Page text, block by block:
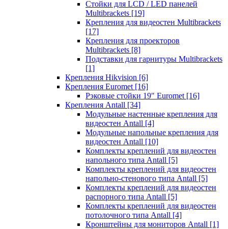
Стойки для LCD / LED панелей
Multibrackets [19]
Крепления для видеостен Multibrackets
[17]
Крепления для проекторов
Multibrackets [8]
Подставки для гарнитуры Multibrackets
[1]
Крепления Hikvision [6]
Крепления Euromet [16]
Рэковые стойки 19" Euromet [16]
Крепления Antall [34]
Модульные настенные крепления для
видеостен Antall [4]
Модульные напольные крепления для
видеостен Antall [10]
Комплекты креплений для видеостен
напольного типа Antall [5]
Комплекты креплений для видеостен
напольно-стенового типа Antall [5]
Комплекты креплений для видеостен
распорного типа Antall [5]
Комплекты креплений для видеостен
потолочного типа Antall [4]
Кронштейны для мониторов Antall [1]